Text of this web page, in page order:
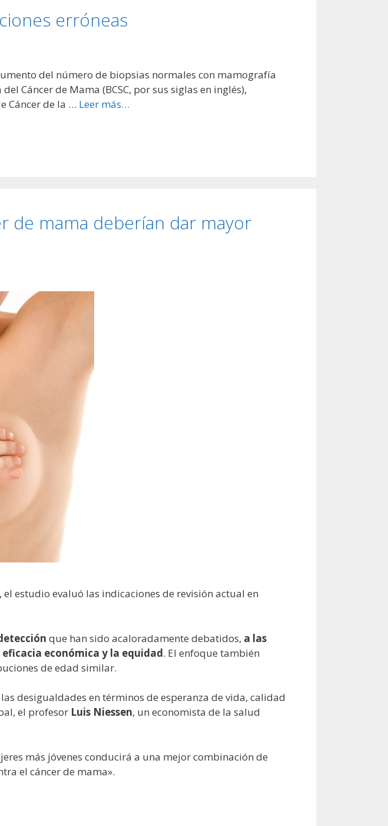
erróneas
del número de biopsias normales con mamografía
Cáncer de Mama (BCSC, por sus siglas en inglés),
Cáncer de la … Leer más…
de mama deberían dar mayor
, el estudio evaluó las indicaciones de revisión actual en
que han sido acaloradamente debatidos, a las
económica y la equidad. El enfoque también
de edad similar.
desigualdades en términos de esperanza de vida, calidad
el profesor Luis Niessen, un economista de la salud
más jóvenes conducirá a una mejor combinación de
el cáncer de mama».